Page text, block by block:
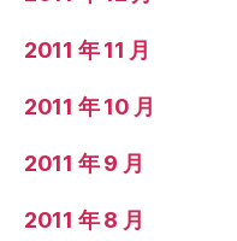
2011 年 11 月
2011 年 10 月
2011 年 9 月
2011 年 8 月